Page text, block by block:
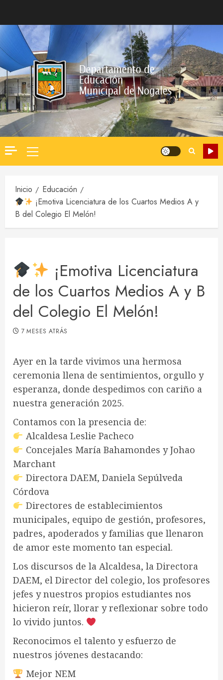
contenido
Menú
principal
Inicio
Educación
¡Emotiva Licenciatura de los Cuartos Medios A y
B del Colegio El Melón!
¡Emotiva Licenciatura
de los Cuartos Medios A y B
del Colegio El Melón!
7 MESES ATRÁS
Ayer en la tarde vivimos una hermosa
ceremonia llena de sentimientos, orgullo y
esperanza, donde despedimos con cariño a
nuestra generación 2025.
Contamos con la presencia de:
Alcaldesa Leslie Pacheco
Concejales María Bahamondes y Johao
Marchant
Directora DAEM, Daniela Sepúlveda
Córdova
Directores de establecimientos
municipales, equipo de gestión, profesores,
padres, apoderados y familias que llenaron
de amor este momento tan especial.
Los discursos de la Alcaldesa, la Directora
DAEM, el Director del colegio, los profesores
jefes y nuestros propios estudiantes nos
hicieron reír, llorar y reflexionar sobre todo
lo vivido juntos.
Reconocimos el talento y esfuerzo de
nuestros jóvenes destacando:
Mejor NEM